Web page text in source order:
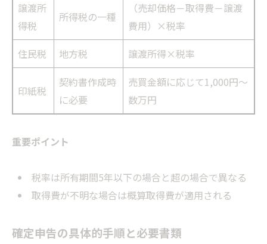
譲渡所
得税
所得税の一種
（売却価格－取得費－譲渡
費用）×税率
住民税
地方税 譲渡所得×税率
印紙税
契約書作成時
に必要
売買金額に応じて1,000円～
数万円
重要ポイント
税率は所有期間5年以下の場合と超の場合で異なる
取得費が不明な場合は概算取得費が適用される
確定申告の具体的手順と必要書類